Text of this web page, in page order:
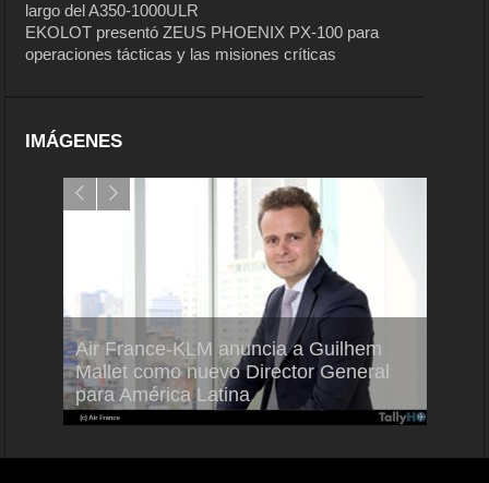
largo del A350-1000ULR
EKOLOT presentó ZEUS PHOENIX PX-100 para
operaciones tácticas y las misiones críticas
IMÁGENES
Air France-KLM anuncia a Guilhem
Mallet como nuevo Director General
para América Latina